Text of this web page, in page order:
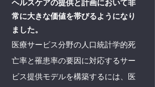
ヘルスケアの提供と計画において非
常に大きな価値を帯びるようになり
ました。
医療サービス分野の人口統計学的死
亡率と罹患率の要因に対応するサー
ビス提供モデルを構築するには、医